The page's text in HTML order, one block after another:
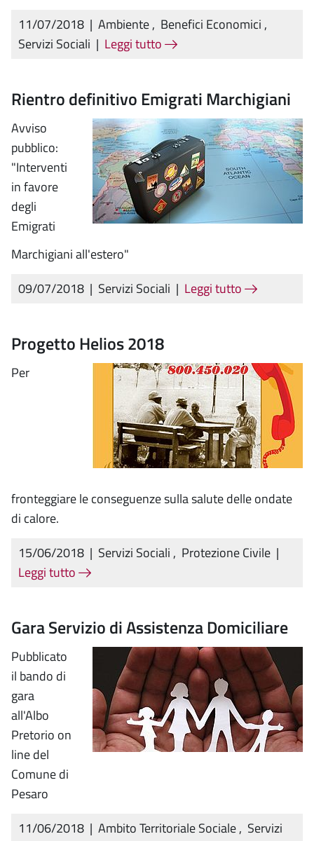
11/07/2018 | Ambiente, Benefici Economici ,
Servizi Sociali | Leggi tutto
Rientro definitivo Emigrati Marchigiani
Avviso
pubblico:
"Interventi
in favore
degli
Emigrati
Marchigiani all'estero"
09/07/2018 | Servizi Sociali | Leggi tutto
Progetto Helios 2018
Per
fronteggiare le conseguenze sulla salute delle ondate
di calore.
15/06/2018 | Servizi Sociali , Protezione Civile |
Leggi tutto
Gara Servizio di Assistenza Domiciliare
Pubblicato
il bando di
gara
all'Albo
Pretorio on
line del
Comune di
Pesaro
11/06/2018 | Ambito Territoriale Sociale, Servizi